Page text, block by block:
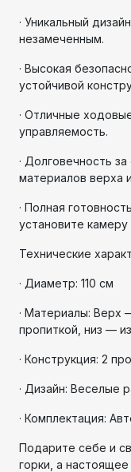
· Уникальный
незамеченным.
· Высокая
устойчивой
· Отличные
управляемость.
· Долговечность
материалов верха
· Полная
установите
Технические
· Диаметр: 110 см
· Материалы: Верх
пропиткой, низ —
· Конструкция: 2
· Дизайн: Веселые
· Комплектация:
Подарите себе и
горки, а